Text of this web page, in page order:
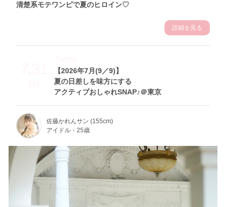
清楚系モテワンピで夏のヒロイン♡
詳細を見る
7.31
Fri
【2026年7月(9／9)】
夏の日差しを味方にする
アクティブおしゃれSNAP♪＠東京
Theme
佐藤かれんサン (155cm)
アイドル・25歳